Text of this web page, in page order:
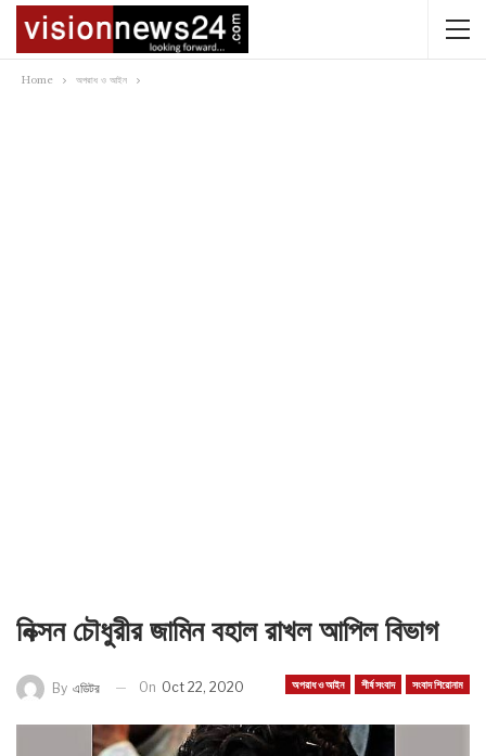
Home অপরাধ ও আইন
নিক্সন চৌধুরীর জামিন বহাল রাখল আপিল বিভাগ
অপরাধ ও আইন শীর্ষ সংবাদ সংবাদ শিরোনাম
By এডিটর On Oct 22, 2020